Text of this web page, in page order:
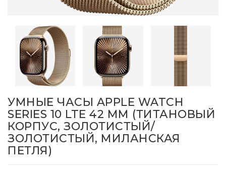
УМНЫЕ ЧАСЫ APPLE WATCH
SERIES 10 LTE 42 ММ (ТИТАНОВЫЙ
КОРПУС, ЗОЛОТИСТЫЙ/
ЗОЛОТИСТЫЙ, МИЛАНСКАЯ
ПЕТЛЯ)